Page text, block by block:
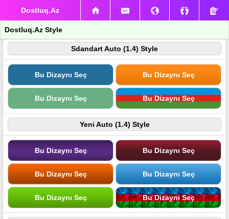
Dostluq.Az
Dostluq.Az Style
Sdandart Auto (1.4) Style
Bu Dizaynı Seç Bu Dizaynı Seç
Bu Dizaynı Seç Bu Dizaynı Seç
Yeni Auto (1.4) Style
Bu Dizaynı Seç Bu Dizaynı Seç
Bu Dizaynı Seç Bu Dizaynı Seç
Bu Dizaynı Seç Bu Dizaynı Seç